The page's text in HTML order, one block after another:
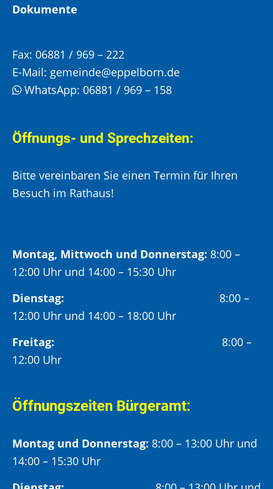
Dokumente
Fax: 06881 / 969 – 222
E-Mail: gemeinde@eppelborn.de
WhatsApp: 06881 / 969 – 158
Öffnungs- und Sprechzeiten:
Bitte vereinbaren Sie einen Termin für Ihren
Besuch im Rathaus!
Montag, Mittwoch und Donnerstag: 8:00 –
12:00 Uhr und 14:00 – 15:30 Uhr
Dienstag: 8:00 –
12:00 Uhr und 14:00 – 18:00 Uhr
Freitag:
8:00 –
12:00 Uhr
Öffnungszeiten Bürgeramt:
Montag und Donnerstag: 8:00 – 13:00 Uhr und
14:00 – 15:30 Uhr